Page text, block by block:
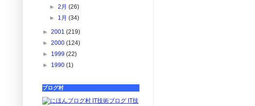
►2月(26)
► 1月(34)
► 2001 (219)
► 2000 (124)
► 1999 (22)
► 1990 (1)
ブログ村